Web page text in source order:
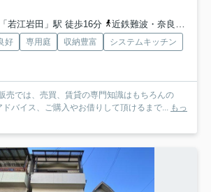
若江岩田」駅 徒歩16分
近鉄難波・奈良線「河内花園」駅 徒歩18分
好 専用庭 収納豊富
システムキッチン
売では、売買、賃貸の専門知識はもちろんの
バイス、ご購入やお借りして頂けるまで... もっ